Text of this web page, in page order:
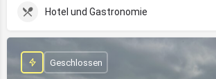
Hotel und Gastronomie
Geschlossen